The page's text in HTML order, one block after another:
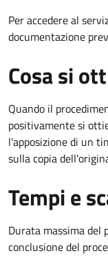
Per accedere al
documentazione
Cosa si
Quando il
positivamente si
l'apposizione di un
sulla copia
Tempi e
Durata massima del
conclusione del